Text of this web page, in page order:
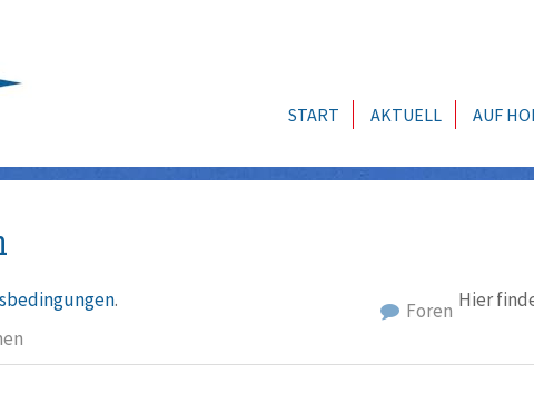
START AKTUELL AUF
. Hier
Foren